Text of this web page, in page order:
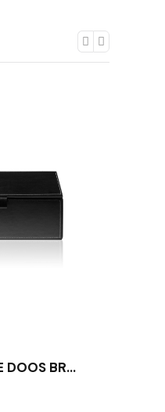
RECHTHOEKIGE DOOS BROWNIE BMD2 ZWARTE LEREN